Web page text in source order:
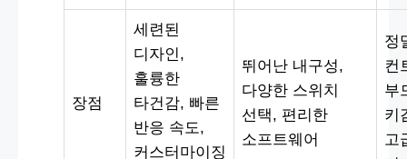
장점
세련된
디자인,
훌륭한
타건감, 빠른
반응 속도,
커스터마이징
뛰어난 내구성,
다양한 스위치
선택, 편리한
소프트웨어
정
컨
부
키
고